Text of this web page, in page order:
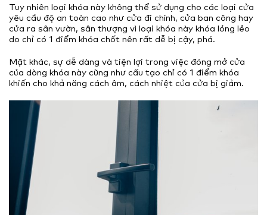
Tuy nhiên loại khóa này không thể sử dụng cho các loại cửa
yêu cầu độ an toàn cao như cửa đi chính, cửa ban công hay
cửa ra sân vườn, sân thượng vì loại khóa này khóa lỏng lẻo
do chỉ có 1 điểm khóa chốt nên rất dễ bị cậy, phá.
Mặt khác, sự dễ dàng và tiện lợi trong việc đóng mở cửa
của dòng khóa này cũng như cấu tạo chỉ có 1 điểm khóa
khiến cho khả năng cách âm, cách nhiệt của cửa bị giảm.